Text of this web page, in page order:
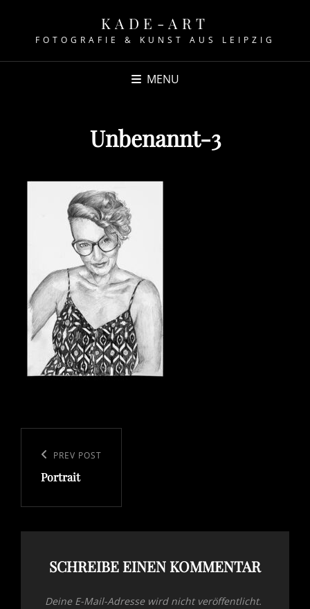
KADE-ART
FOTOGRAFIE & KUNST AUS LEIPZIG
MENU
Unbenannt-3
Previous
Post
PREV POST
Portrait
SCHREIBE EINEN KOMMENTAR
Deine E-Mail-Adresse wird nicht veröffentlicht.